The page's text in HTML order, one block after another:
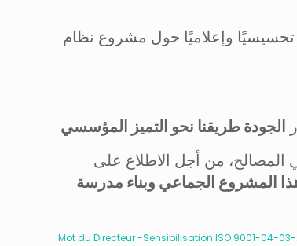
وإعلاميًا حول مشروع نظام
الجودة طريقنا نحو التميز المؤسسي
المصالح، من أجل الاطلاع على
المشروع الجماعي وبناء مدرسة
Mot du Directeur -Sensibilisation ISO 9001-04-